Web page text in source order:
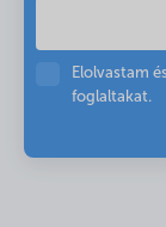
Elolvastam
foglaltakat.